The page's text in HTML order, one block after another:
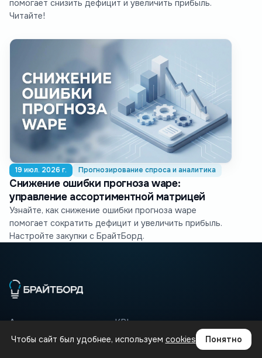
помогает снизить дефицит и увеличить прибыль.
Читайте!
19 июл. 2026 г. Прогнозирование спроса и аналитика
Снижение ошибки прогноза wape:
управление ассортиментной матрицей
Узнайте, как снижение ошибки прогноза wape
помогает сократить дефицит и увеличить прибыль.
Настройте закупки с БрайтБорд.
Аналитика для розницы: KPI, запасы, автозаказ, товарная
матрица.
Чтобы сайт был удобнее, используем cookies Понятно